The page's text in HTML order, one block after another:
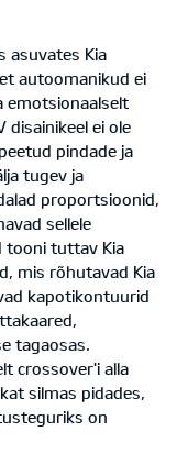
asuvates Kia
autoomanikud ei
emotsionaalselt
disainikeel ei ole
pindade ja
tugev ja
proportsioonid,
sellele
tooni tuttav Kia
mis rõhutavad Kia
kapotikontuurid
tagaosas.
crossover'i alla
silmas pidades,
on